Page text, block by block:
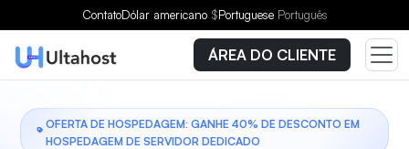
ContatoDólar americano $Portuguese Português
ÁREA DO CLIENTE
OFERTA DE HOSPEDAGEM: GANHE 40% DE DESCONTO EM
HOSPEDAGEM DE SERVIDOR DEDICADO